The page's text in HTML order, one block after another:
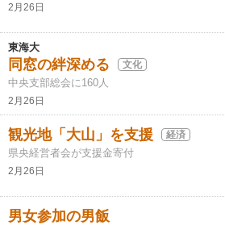
2月26日
東海大
同窓の絆深める 文化
中央支部総会に160人
2月26日
観光地「大山」を支援 経済
県央経営者会が支援金寄付
2月26日
男女参加の男飯